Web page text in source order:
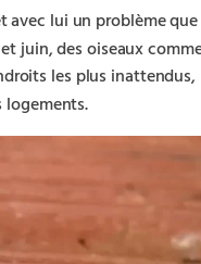
avec lui un problème
juin, des oiseaux
les plus